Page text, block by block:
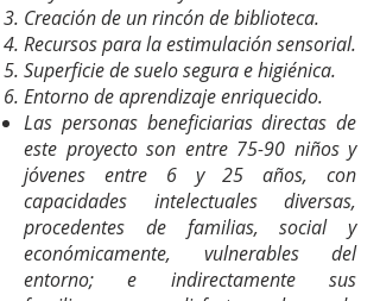
Creación de un rincón de biblioteca.
Recursos para la estimulación sensorial.
Superficie de suelo segura e higiénica.
Entorno de aprendizaje enriquecido.
Las personas beneficiarias directas de
este proyecto son entre 75-90 niños y
jóvenes entre 6 y 25 años, con
capacidades intelectuales diversas,
procedentes de familias, social y
económicamente, vulnerables del
entorno; e indirectamente sus